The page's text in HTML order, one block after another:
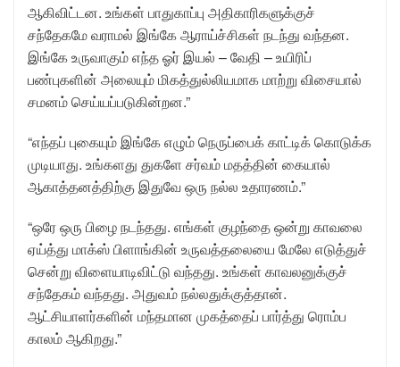
ஆகிவிட்டன. உங்கள் பாதுகாப்பு அதிகாரிகளுக்குச்
சந்தேகமே வராமல் இங்கே ஆராய்ச்சிகள் நடந்து வந்தன.
இங்கே உருவாகும் எந்த ஓர் இயல் – வேதி – உயிரிப்
பண்புகளின் அலையும் மிகத்துல்லியமாக மாற்று விசையால்
சமனம் செய்யப்படுகின்றன.”
“எந்தப் புகையும் இங்கே எழும் நெருப்பைக் காட்டிக் கொடுக்க
முடியாது. உங்களது துகளே சர்வம் மதத்தின் கையால்
ஆகாத்தனத்திற்கு இதுவே ஒரு நல்ல உதாரணம்.”
“ஒரே ஒரு பிழை நடந்தது. எங்கள் குழந்தை ஒன்று காவலை
ஏய்த்து மாக்ஸ் பிளாங்கின் உருவத்தலையை மேலே எடுத்துச்
சென்று விளையாடிவிட்டு வந்தது. உங்கள் காவலனுக்குச்
சந்தேகம் வந்தது. அதுவம் நல்லதுக்குத்தான்.
ஆட்சியாளர்களின் மந்தமான முகத்தைப் பார்த்து ரொம்ப
காலம் ஆகிறது.”